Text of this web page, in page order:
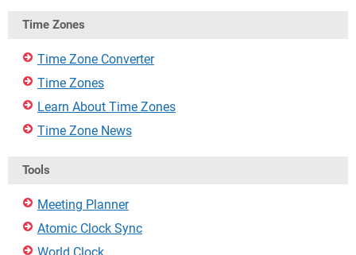
Time Zones
Time Zone Converter
Time Zones
Learn About Time Zones
Time Zone News
Tools
Meeting Planner
Atomic Clock Sync